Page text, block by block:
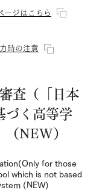
ージはこちら
時の注意
査（「日本
づく高等学
NEW）
for those
which is not based
(NEW)